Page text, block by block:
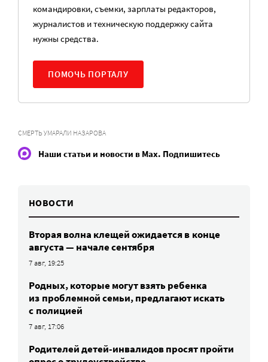
командировки, съемки, зарплаты редакторов,
журналистов и техническую поддержку сайта
нужны средства.
ПОМОЧЬ ПОРТАЛУ
СМЕРТЬ УМАРАЛИ НАЗАРОВА
Наши статьи и новости в Max. Подпишитесь
НОВОСТИ
Вторая волна клещей ожидается в конце
августа — начале сентября
7 авг, 19:25
Родных, которые могут взять ребенка
из проблемной семьи, предлагают искать
с полицией
7 авг, 17:06
Родителей детей-инвалидов просят пройти